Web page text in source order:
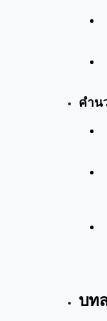
คำน
บท